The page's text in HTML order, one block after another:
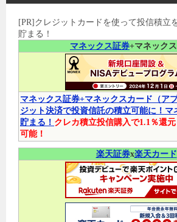
[PR]クレジットカードを使って投信積立
貯まる！
マネックス証券+マネック
マネックス証券+マネックスカード（ア
ジット決済で投資信託の積立可能に！マ
貯まる！ クレカ積立投信購入で1.1％還
可能！
楽天証券x楽天カード